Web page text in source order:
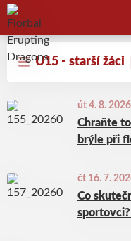
Florbal Erupting Dragons
U15 - starší žáci
út 4. 8. 2026
Chraňte
brýle při
čt 16. 7.
Co